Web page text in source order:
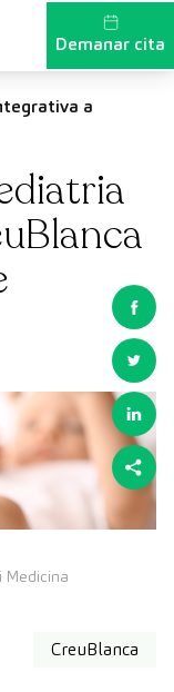
Demanar cita
a
Medicina
CreuBlanca